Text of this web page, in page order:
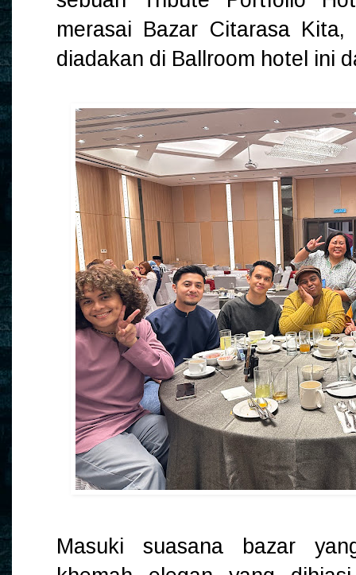
merasai Bazar Citarasa
diadakan di Ballroom hotel ini
Masuki suasana bazar